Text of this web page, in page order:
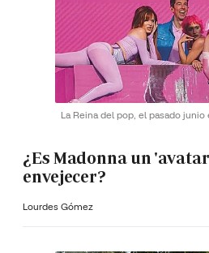
La Reina del pop, el pasado junio
¿Es Madonna un
envejecer?
Lourdes Gómez